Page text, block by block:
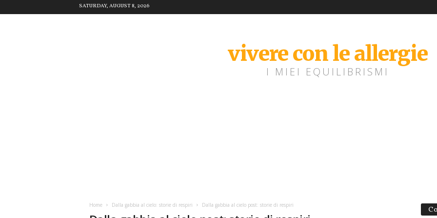
SATURDAY, AUGUST 8, 2026
vivere con le allergie
I MIEI EQUILIBRISMI
Home Dalla gabbia al cielo: storie di respiri Dalla gabbia al cielo post: storie di respiri